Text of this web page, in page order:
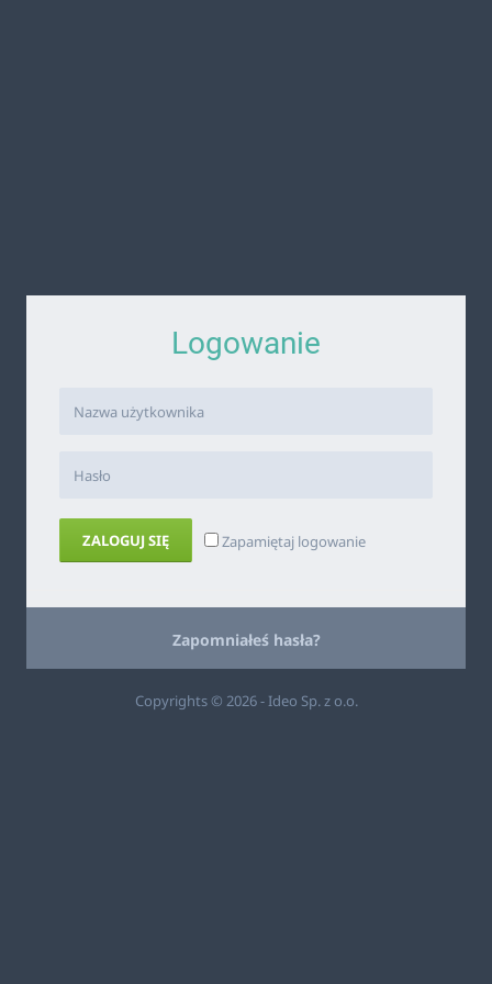
Logowanie
ZALOGUJ SIĘ Zapamiętaj logowanie
Zapomniałeś hasła?
Copyrights © 2026 - Ideo Sp. z o.o.